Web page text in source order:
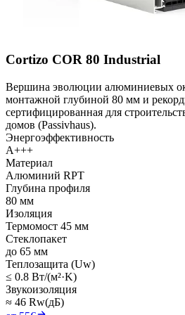
Cortizo COR 80 Industrial
Вершина эволюции алюминиевых
монтажной глубиной 80 мм и
сертифицированная для
домов (Passivhaus).
Энергоэффективность
A+++
Материал
Алюминий RPT
Глубина профиля
80 мм
Изоляция
Термомост 45 мм
Стеклопакет
до 65 мм
Теплозащита (Uw)
≤ 0.8 Вт/(м²·K)
Звукоизоляция
≈ 46 Rw(дБ)